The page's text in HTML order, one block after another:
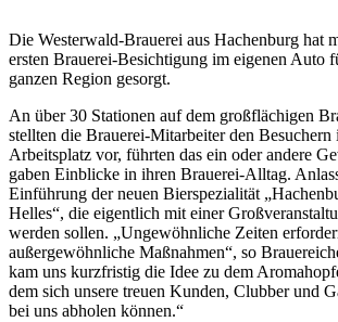
Die Westerwald-Brauerei aus Hachenburg hat
ersten Brauerei-Besichtigung im eigenen Auto
ganzen Region gesorgt.
An über 30 Stationen auf dem großflächigen
stellten die Brauerei-Mitarbeiter den
Arbeitsplatz vor, führten das ein oder andere
gaben Einblicke in ihren Brauerei-Alltag.
Einführung der neuen Bierspezialität
Helles“, die eigentlich mit einer
werden sollen. „Ungewöhnliche Zeiten
außergewöhnliche Maßnahmen“, so
kam uns kurzfristig die Idee zu dem
dem sich unsere treuen Kunden, Clubber und
bei uns abholen können.“